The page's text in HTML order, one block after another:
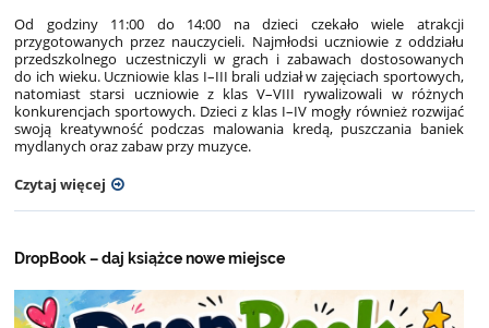
Od godziny 11:00 do 14:00 na dzieci czekało wiele atrakcji
przygotowanych przez nauczycieli. Najmłodsi uczniowie z oddziału
przedszkolnego uczestniczyli w grach i zabawach dostosowanych
do ich wieku. Uczniowie klas I–III brali udział w zajęciach sportowych,
natomiast starsi uczniowie z klas V–VIII rywalizowali w różnych
konkurencjach sportowych. Dzieci z klas I–IV mogły również rozwijać
swoją kreatywność podczas malowania kredą, puszczania baniek
mydlanych oraz zabaw przy muzyce.
Czytaj więcej
DropBook – daj książce nowe miejsce